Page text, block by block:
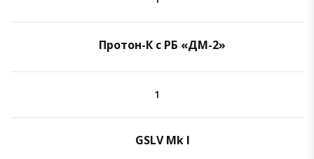
Протон-К с РБ «ДМ-2»
1
GSLV Mk I